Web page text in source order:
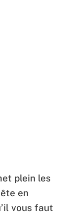
plein les
en
vous faut